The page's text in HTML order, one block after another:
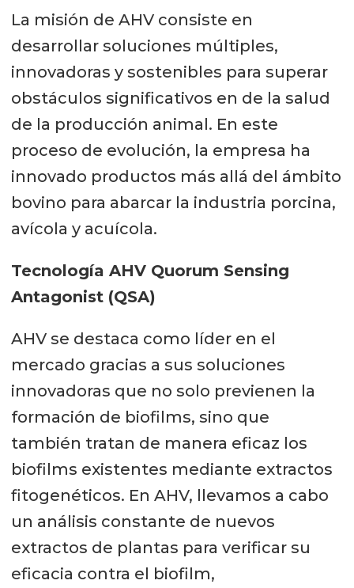
La misión de AHV consiste en
desarrollar soluciones múltiples,
innovadoras y sostenibles para superar
obstáculos significativos en de la salud
de la producción animal. En este
proceso de evolución, la empresa ha
innovado productos más allá del ámbito
bovino para abarcar la industria porcina,
avícola y acuícola.
Tecnología AHV Quorum Sensing
Antagonist (QSA)
AHV se destaca como líder en el
mercado gracias a sus soluciones
innovadoras que no solo previenen la
formación de biofilms, sino que
también tratan de manera eficaz los
biofilms existentes mediante extractos
fitogenéticos. En AHV, llevamos a cabo
un análisis constante de nuevos
extractos de plantas para verificar su
eficacia contra el biofilm,